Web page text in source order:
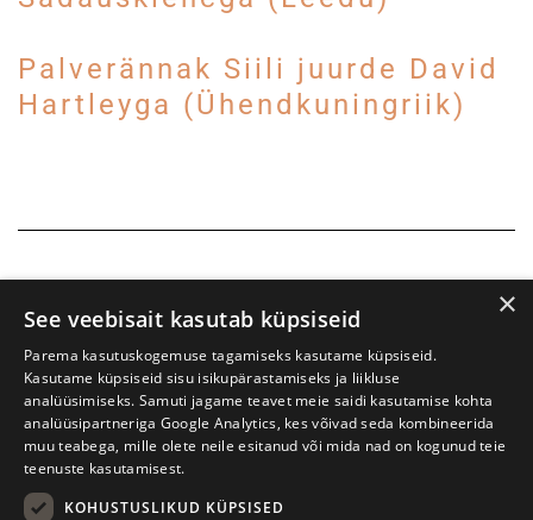
Palverännak Siili juurde David
Hartleyga (Ühendkuningriik)
×
See veebisait kasutab küpsiseid
Parema kasutuskogemuse tagamiseks kasutame küpsiseid.
Kasutame küpsiseid sisu isikupärastamiseks ja liikluse
analüüsimiseks. Samuti jagame teavet meie saidi kasutamise kohta
analüüsipartneriga Google Analytics, kes võivad seda kombineerida
muu teabega, mille olete neile esitanud või mida nad on kogunud teie
teenuste kasutamisest.
KOHUSTUSLIKUD KÜPSISED